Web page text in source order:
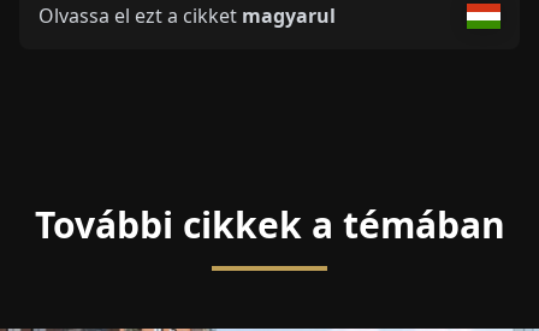
Olvassa el ezt a cikket magyarul
További cikkek a témában